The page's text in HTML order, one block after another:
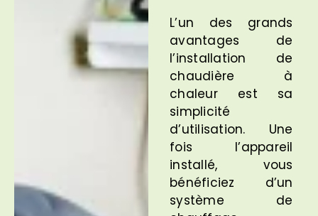
L’un des grands
avantages de
l’installation de
chaudière à
chaleur est sa
simplicité
d’utilisation. Une
fois l’appareil
installé, vous
bénéficiez d’un
système de